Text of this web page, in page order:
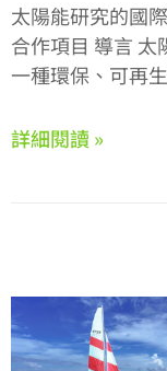
太陽能研究的國
合作項目 導言 太
一種環保、可再
詳細閱讀 »